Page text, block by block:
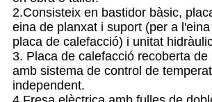
2.Consisteix en bastidor bàsic,
eina de planxat i suport (per a
placa de calefacció) i unitat
3. Placa de calefacció recoberta
amb sistema de control de
independent.